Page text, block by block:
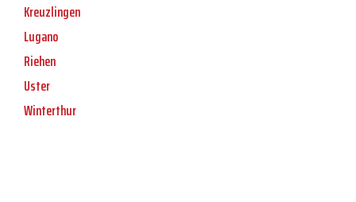
Kreuzlingen
Lugano
Riehen
Uster
Winterthur